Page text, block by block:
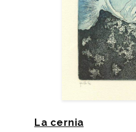
La cernia